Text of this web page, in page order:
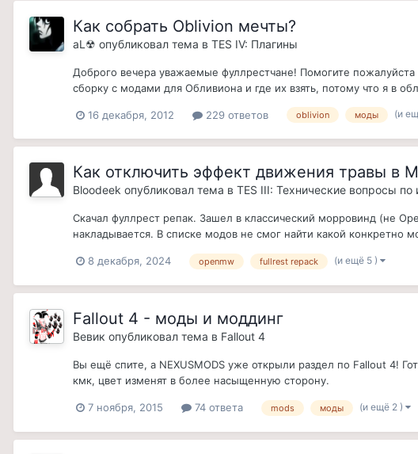
Как собрать Oblivion мечты?
aL☢ опубликовал тема в TES IV: Плагины
Доброго вечера уважаемые фуллрестчане! Помогите
сборку с модами для Обливиона и где их взять, потому что я в
16 декабря, 2012 229 ответов oblivion моды (и
Как отключить эффект движения травы в
Bloodeek опубликовал тема в TES III: Технические вопросы по
Скачал фуллрест репак. Зашел в классический морровинд (не
накладывается. В списке модов не смог найти какой конкретно
8 декабря, 2024 openmw fullrest repack (и ещё 5 )
Fallout 4 - моды и моддинг
Вевик опубликовал тема в Fallout 4
Вы ещё спите, а NEXUSMODS уже открыли раздел по Fallout 4!
кмк, цвет изменят в более насыщенную сторону.
7 ноября, 2015 74 ответа mods моды (и ещё 2 )